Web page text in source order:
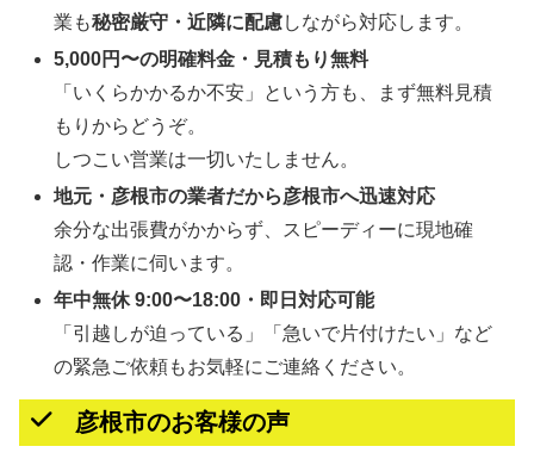
業も秘密厳守・近隣に配慮しながら対応します。
5,000円〜の明確料金・見積もり無料
「いくらかかるか不安」という方も、まず無料見積
もりからどうぞ。
しつこい営業は一切いたしません。
地元・彦根市の業者だから彦根市へ迅速対応
余分な出張費がかからず、スピーディーに現地確
認・作業に伺います。
年中無休 9:00〜18:00・即日対応可能
「引越しが迫っている」「急いで片付けたい」など
の緊急ご依頼もお気軽にご連絡ください。
彦根市のお客様の声